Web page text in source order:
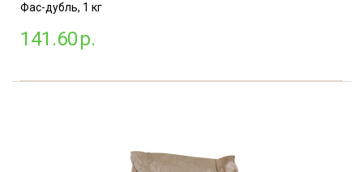
Фас-дубль, 1 кг
141.60р.